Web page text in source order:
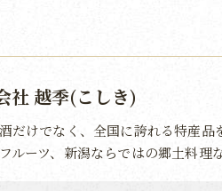
社 越季(こしき)
だけでなく、全国に誇れる特産
ルーツ、新潟ならではの郷土料理